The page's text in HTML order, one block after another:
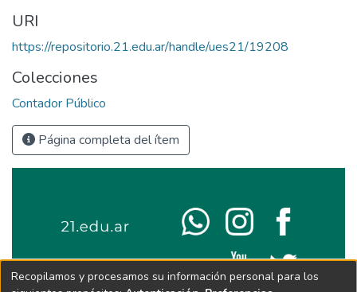
URI
https://repositorio.21.edu.ar/handle/ues21/19208
Colecciones
Contador Público
Página completa del ítem
Recopilamos y procesamos su información personal para los